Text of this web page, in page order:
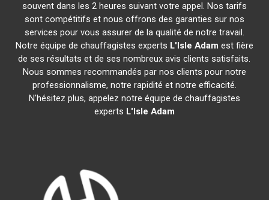
souvent dans les 2 heures suivant votre appel. Nos tarifs
sont compétitifs et nous offrons des garanties sur nos
services pour vous assurer de la qualité de notre travail.
Notre équipe de chauffagistes experts L'Isle Adam est fière
de ses résultats et de ses nombreux avis clients satisfaits.
Nous sommes recommandés par nos clients pour notre
professionnalisme, notre rapidité et notre efficacité.
N'hésitez plus, appelez notre équipe de chauffagistes
experts L'Isle Adam